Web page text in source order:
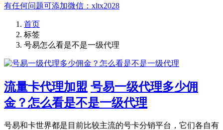
有任何问题可添加微信：xltx2028
首页
标签
号易怎么看是不是一级代理
流量卡代理加盟 号易一级代理多少佣
金？怎么看是不是一级代理
号易和卡世界都是目前比较主流的号卡分销平台，它们各自有